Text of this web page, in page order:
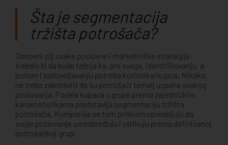
Šta je segmentacija
tržišta potrošača?
Osnovni cilj svake poslovne i marketinške strategije
trebalo bi da bude težnja ka, pre svega, identifikovanju, a
potom i zadovoljavanju potreba korisnika/kupca. Nikako
ne treba zaboraviti da su potrošači temelj uspeha svakog
poslovanja. Podela kupaca u grupe prema zajedničkim
karakteristikama predstavlja segmentaciju tržišta
potrošača. Kompanije se tom prilikom opredeljuju da
svoje poslovanje usredsređuju i oblikuju prema definisanoj
potrošačkoj grupi.